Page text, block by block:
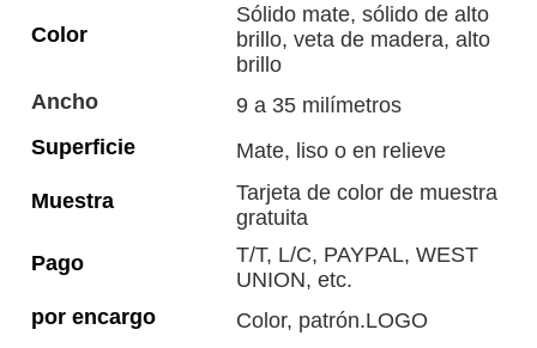
Color
Sólido mate, sólido de alto
brillo, veta de madera, alto
brillo
Ancho
9 a 35 milímetros
Superficie
Mate, liso o en relieve
Muestra
Tarjeta de color de muestra
gratuita
Pago
T/T, L/C, PAYPAL, WEST
UNION, etc.
por encargo
Color, patrón.LOGO